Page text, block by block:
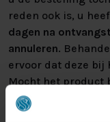
reden ook is, u
dagen na
annuleren.
ervoor dat deze bij
Mocht het product
meer beschadigd